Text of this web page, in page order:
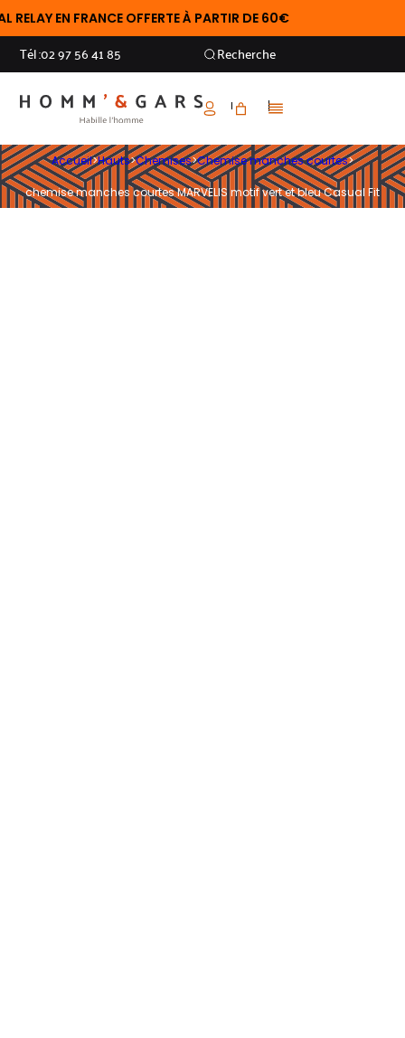
EN FRANCE OFFERTE À PARTIR DE 60€
Tél :02 97 56 41 85 Recherche
Accueil>Hauts>Chemises>Chemise manches courtes>
chemise manches courtes MARVELIS motif vert et bleu Casual Fit